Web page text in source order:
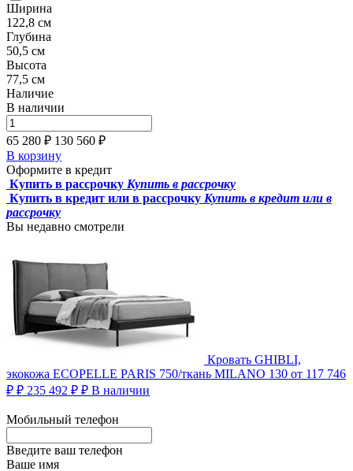
Ширина
122,8 см
Глубина
50,5 см
Высота
77,5 см
Наличие
В наличии
65 280 ₽ 130 560 ₽
В корзину
Оформите в кредит
Купить в рассрочку Купить в рассрочку
Купить в кредит или в рассрочку Купить в кредит или в
рассрочку
Вы недавно смотрели
Кровать GHIBLI,
экокожа ECOPELLE PARIS 750/ткань MILANO 130 от 117 746
₽ ₽ 235 492 ₽ ₽ В наличии
Мобильный телефон
Введите ваш телефон
Ваше имя